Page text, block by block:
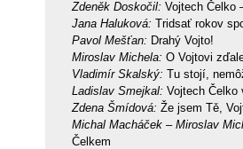
Zdeněk Doskočil: Vojtech Čelko
Jana Haluková: Tridsať rokov
Pavol Mešťan: Drahý Vojto!
Miroslav Michela: O Vojtovi
Vladimír Skalský: Tu stojí,
Ladislav Smejkal: Vojtech Čelko
Zdena Šmídová: Že jsem Tě,
Michal Macháček – Miroslav
Čelkem